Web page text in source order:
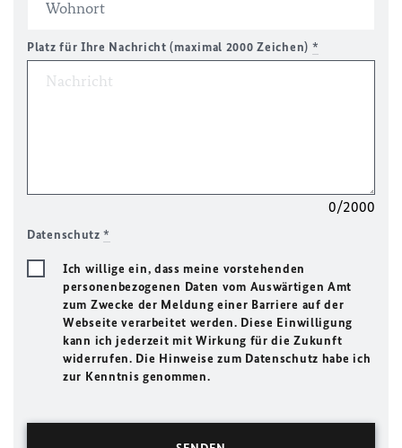
Platz für Ihre Nachricht (maximal 2000 Zeichen) *
0/2000
Datenschutz*
Ich willige ein, dass meine vorstehenden
personenbezogenen Daten vom Auswärtigen Amt
zum Zwecke der Meldung einer Barriere auf der
Webseite verarbeitet werden. Diese Einwilligung
kann ich jederzeit mit Wirkung für die Zukunft
widerrufen. Die Hinweise zum Datenschutz habe ich
zur Kenntnis genommen.